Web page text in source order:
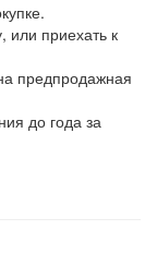
или приехать к
предпродажная
до года за